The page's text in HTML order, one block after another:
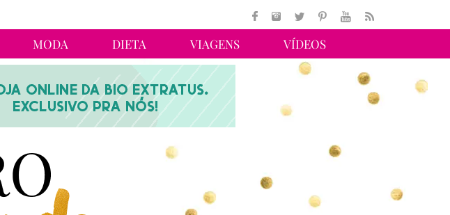
MODA DIETA VIAGENS VÍDEOS